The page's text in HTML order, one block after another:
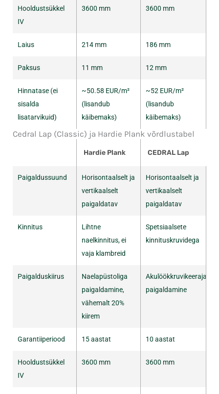
Hooldustsükkel
IV
3600 mm 3600 mm
Laius 214 mm 186 mm
Paksus 11 mm 12 mm
Hinnatase (ei
sisalda
lisatarvikuid)
~50.58 EUR/m²
(lisandub
käibemaks)
~52 EUR/m²
(lisandub
käibemaks)
Cedral Lap (Classic) ja Hardie Plank võrdlustabel
Hardie Plank CEDRAL Lap
Paigaldussuund
Horisontaalselt ja
vertikaalselt
paigaldatav
Horisontaalselt ja
vertikaalselt
paigaldatav
Kinnitus
Lihtne
naelkinnitus, ei
vaja klambreid
Spetsiaalsete
kinnituskruvidega
Paigalduskiirus
Naelapüstoliga
paigaldamine,
vähemalt 20%
kiirem
Akulöökkruvikeerajaga
paigaldamine
Garantiiperiood 15 aastat 10 aastat
Hooldustsükkel
IV
3600 mm 3600 mm